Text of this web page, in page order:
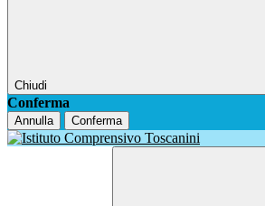
Chiudi
Conferma
Annulla Conferma